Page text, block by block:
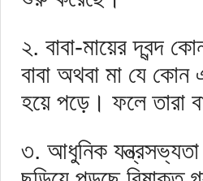
২. বাবা-মায়ের দ্বন্দ
বাবা অথবা মা যে কোন
হয়ে পড়ে। ফলে তারা
৩. আধুনিক যন্ত্রসভ্যতা